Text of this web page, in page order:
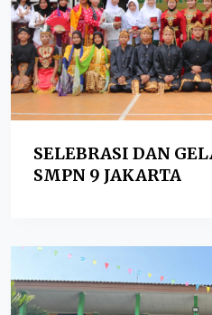
SELEBRASI DAN
SMPN 9 JAKARTA